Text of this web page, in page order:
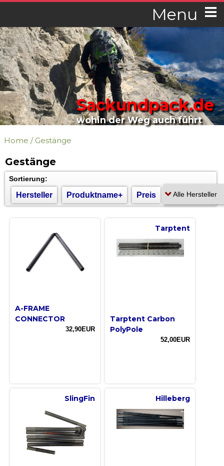
Menu
Sackundpack.de
wohin der Weg auch führt
Home / Gestänge
Gestänge
Sortierung:
Hersteller Produktname+ Preis
A-FRAME
CONNECTOR
32,90EUR
Tarptent
Tarptent Carbon
PolyPole
52,00EUR
SlingFin Hilleberg